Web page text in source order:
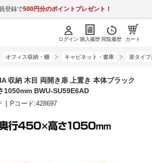
登録で500円分のポイントプレゼント！
ログイン 購入履歴 閲覧履歴 カート
オフィス収納・棚 キャビネット・書庫 扉タイ
収納 木目 両開き扉 上置き 本体ブラック
1050mm BWU-SU59E6AD
Pコード:428697